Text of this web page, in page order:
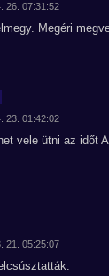
26. 07:31:52
Megéri
23. 01:42:02
vele ütni az időt
21. 05:25:07